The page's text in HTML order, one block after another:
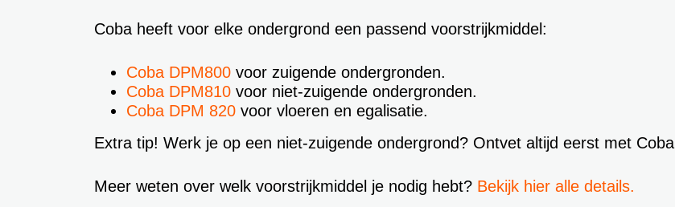
Coba heeft voor elke ondergrond een passend voorstrijkmiddel:
Coba DPM800 voor zuigende ondergronden.
Coba DPM810 voor niet-zuigende ondergronden.
Coba DPM 820 voor vloeren en egalisatie.
Extra tip! Werk je op een niet-zuigende ondergrond? Ontvet altijd eerst met Coba
Meer weten over welk voorstrijkmiddel je nodig hebt? Bekijk hier alle details.